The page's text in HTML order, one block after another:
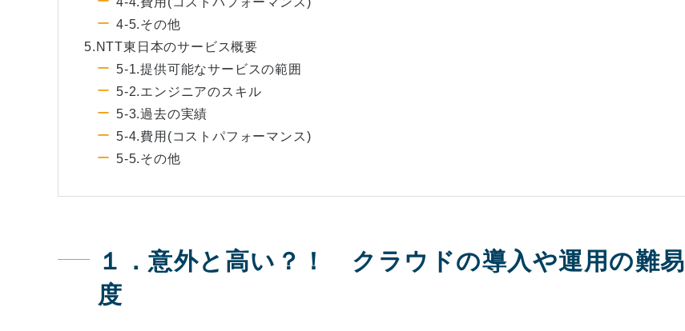
4-5.その他
5.NTT東日本のサービス概要
5-1.提供可能なサービスの範囲
5-2.エンジニアのスキル
5-3.過去の実績
5-4.費用(コストパフォーマンス)
5-5.その他
１．意外と高い？！ クラウドの導入や運用の難易
度